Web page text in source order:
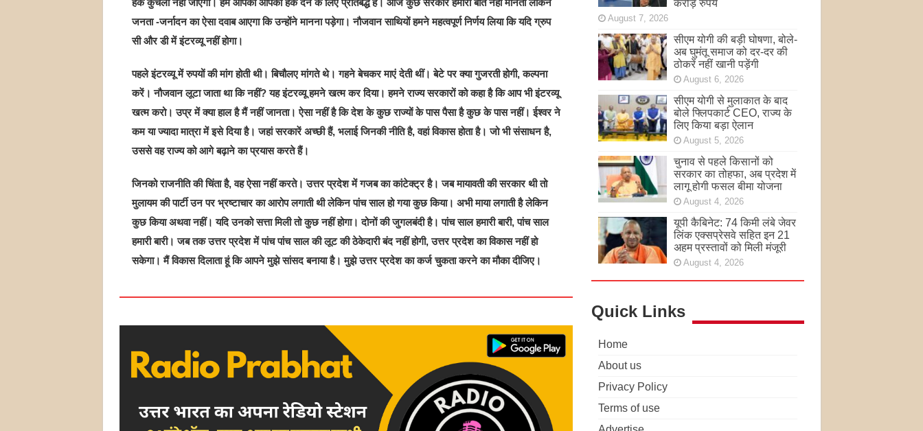
जनता -जर्नादन का ऐसा दवाब आएगा कि उन्होंने मानना पड़ेगा। नौजवान साथियों हमने महत्वपूर्ण निर्णय लिया कि यदि ग्रुप
सी और डी में इंटरव्यू नहीं होगा।
पहले इंटरव्यू में रुपयों की मांग होती थी। बिचौलए मांगते थे। गहने बेचकर माएं देती थीं। बेटे पर क्या गुजरती होगी, कल्पना
करें। नौजवान लूटा जाता था कि नहीं? यह इंटरव्यू हमने खत्म कर दिया। हमने राज्य सरकारों को कहा है कि आप भी इंटरव्यू
खत्म करो। उप्र में क्या हाल है मैं नहीं जानता। ऐसा नहीं है कि देश के कुछ राज्यों के पास पैसा है कुछ के पास नहीं। ईश्वर ने
कम या ज्यादा मात्रा में इसे दिया है। जहां सरकारें अच्छी हैं, भलाई जिनकी नीति है, वहां विकास होता है। जो भी संसाधन है,
उससे वह राज्य को आगे बढ़ाने का प्रयास करते हैं।
जिनको राजनीति की चिंता है, वह ऐसा नहीं करते। उत्तर प्रदेश में गजब का कांटेक्ट्र है। जब मायावती की सरकार थी तो
मुलायम की पार्टी उन पर भ्रष्टाचार का आरोप लगाती थी लेकिन पांच साल हो गया कुछ किया। अभी माया लगाती है लेकिन
कुछ किया अथवा नहीं। यदि उनको सत्ता मिली तो कुछ नहीं होगा। दोनों की जुगलबंदी है। पांच साल हमारी बारी, पांच साल
हमारी बारी। जब तक उत्तर प्रदेश में पांच पांच साल की लूट की ठेकेदारी बंद नहीं होगी, उत्तर प्रदेश का विकास नहीं हो
सकेगा। मैं विकास दिलाता हूं कि आपने मुझे सांसद बनाया है। मुझे उत्तर प्रदेश का कर्ज चुकता करने का मौका दीजिए।
करोड़ रुपये
August 7, 2026
सीएम योगी की बड़ी घोषणा, बोले-
अब घुमंतू समाज को दर-दर की
ठोकरें नहीं खानी पड़ेंगी
August 6, 2026
सीएम योगी से मुलाकात के बाद
बोले फ्लिपकार्ट CEO, राज्य के
लिए किया बड़ा ऐलान
August 5, 2026
चुनाव से पहले किसानों को
सरकार का तोहफा, अब प्रदेश में
लागू होगी फसल बीमा योजना
August 4, 2026
यूपी कैबिनेट: 74 किमी लंबे जेवर
लिंक एक्सप्रेसवे सहित इन 21
अहम प्रस्तावों को मिली मंजूरी
August 4, 2026
Quick Links
Home
About us
Privacy Policy
Terms of use